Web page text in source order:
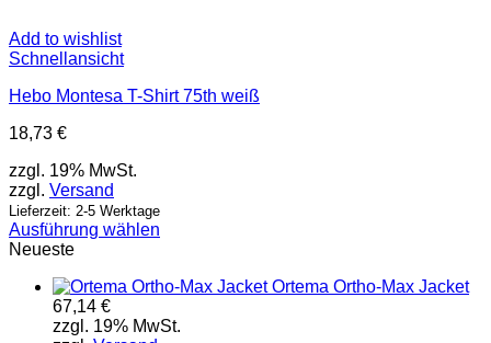
Add to wishlist
Schnellansicht
Hebo Montesa T-Shirt 75th weiß
18,73 €
zzgl. 19% MwSt.
zzgl. Versand
Lieferzeit: 2-5 Werktage
Ausführung wählen
Dieses
weist
mehrere
Varianten
Neueste
Ortema Ortho-Max Jacket
67,14 €
zzgl. 19% MwSt.